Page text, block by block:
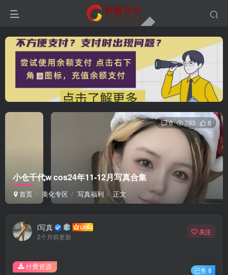
小仓千代w cos24年11-12月写真合集
首页 美化专区 写真福利 正文
0 783 6
i写真
2个月前更新
关注
付费资源 已售 8